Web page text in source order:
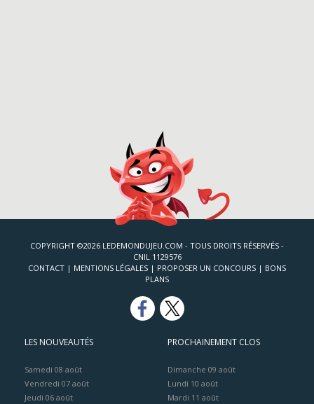
COPYRIGHT ©2026 LEDEMONDUJEU.COM - TOUS DROITS RÉSERVÉS -
CNIL 1129576
CONTACT | MENTIONS LÉGALES | PROPOSER UN CONCOURS | BONS
PLANS
LES NOUVEAUTÉS
Samedi 08 août
Vendredi 07 août
Jeudi 06 août
PROCHAINEMENT CLOS
Dimanche 09 août
Lundi 10 août
Mardi 11 août